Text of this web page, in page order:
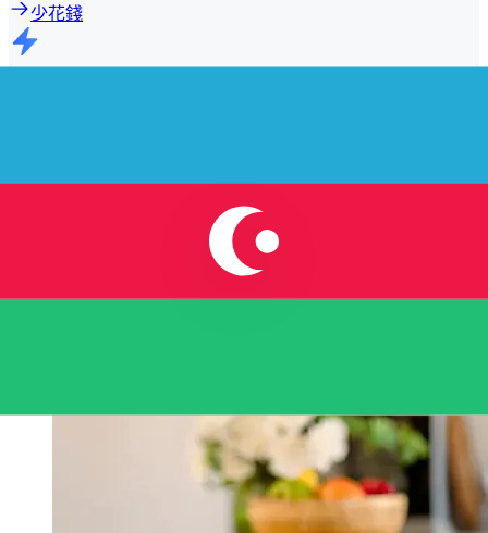
少花錢